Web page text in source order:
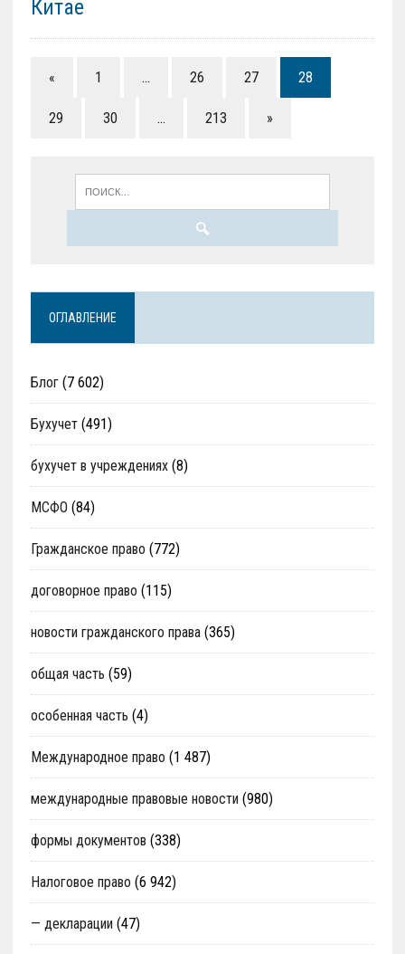
Китае
« 1 … 26 27 28
29 30 … 213 »
ОГЛАВЛЕНИЕ
Блог(7 602)
Бухучет(491)
бухучет в учреждениях(8)
МСФО (84)
Гражданское право (772)
договорное право (115)
новости гражданского права(365)
общая часть (59)
особенная часть (4)
Международное право (1 487)
международные правовые новости (980)
формы документов (338)
Налоговое право (6 942)
— декларации (47)